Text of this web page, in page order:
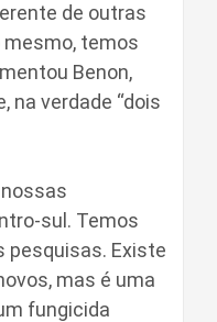
de outras
mesmo, temos
Benon,
na verdade “dois
sul. Temos
pesquisas. Existe
mas é uma
fungicida